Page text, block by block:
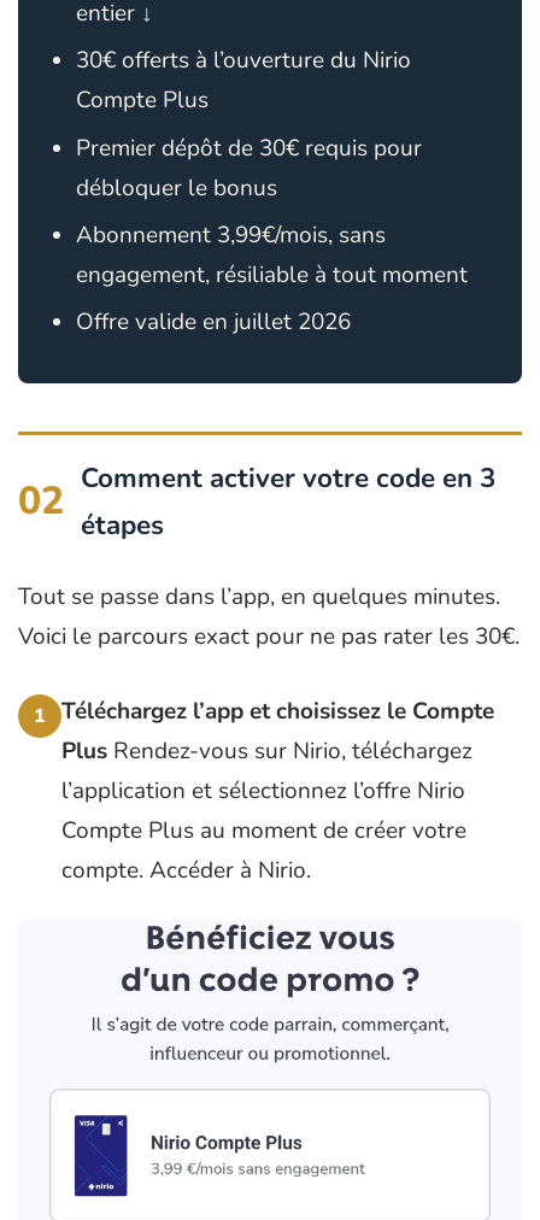
entier ↓
30€ offerts à l’ouverture du Nirio
Compte Plus
Premier dépôt de 30€ requis pour
débloquer le bonus
Abonnement 3,99€/mois, sans
engagement, résiliable à tout moment
Offre valide en juillet 2026
02 Comment activer votre code en 3
étapes
Tout se passe dans l’app, en quelques minutes.
Voici le parcours exact pour ne pas rater les 30€.
1
Téléchargez l’app et choisissez le Compte
Plus Rendez-vous sur Nirio, téléchargez
l’application et sélectionnez l’offre Nirio
Compte Plus au moment de créer votre
compte. Accéder à Nirio.